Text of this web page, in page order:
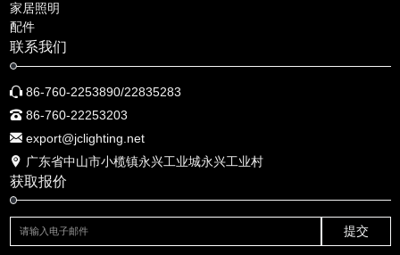
家居照明
配件
联系我们
86-760-2253890/22835283
86-760-22253203
export@jclighting.net
广东省中山市小榄镇永兴工业城永兴工业村
获取报价
提交